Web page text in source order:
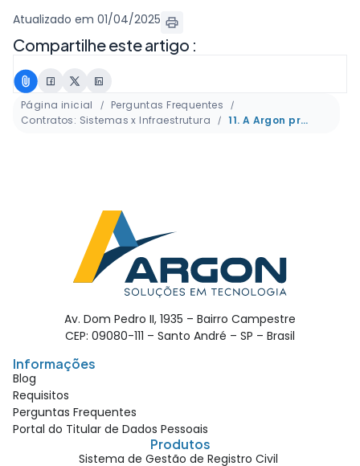
Atualizado em 01/04/2025
Compartilhe este artigo :
Página inicial
Perguntas Frequentes
Contratos: Sistemas x Infraestrutura
11. A Argon prestou serviço de backup no passado, tenho direito a suporte técnico nesses backups?
Av. Dom Pedro II, 1935 – Bairro Campestre
CEP: 09080-111 – Santo André – SP – Brasil
Informações
Blog
Requisitos
Perguntas Frequentes
Portal do Titular de Dados Pessoais
Produtos
Sistema de Gestão de Registro Civil